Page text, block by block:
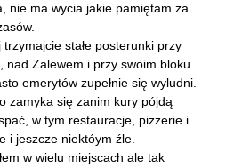
nie ma wycia jakie pamiętam za
trzymajcie stałe posterunki przy
nad Zalewem i przy swoim bloku
emerytów zupełnie się wyludni.
zamyka się zanim kury pójdą
w tym restauracje, pizzerie i
i jeszcze niektóym źle.
w wielu miejscach ale tak